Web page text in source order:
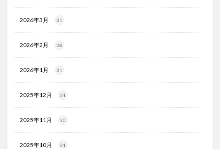
2026年3月 31
2026年2月 28
2026年1月 31
2025年12月 31
2025年11月 30
2025年10月 31